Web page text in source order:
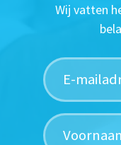
Wij vatten